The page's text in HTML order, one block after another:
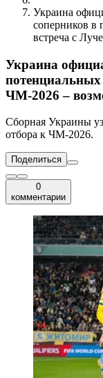
Украина
соперников в
встреча с
Украина
ЧМ-2026 –
Сборная Украины
отбора к ЧМ-2026.
Поделиться
0
комментарии